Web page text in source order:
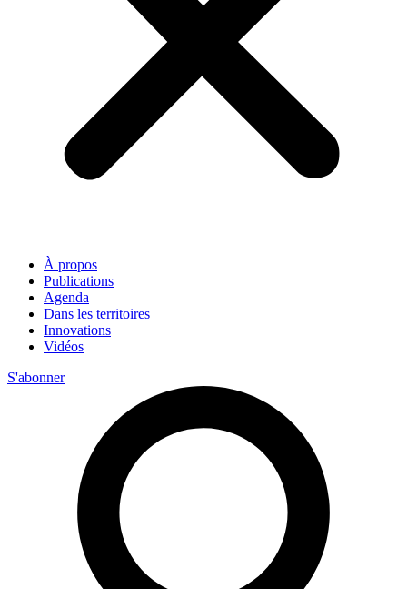
À propos
Publications
Agenda
Dans les territoires
Innovations
Vidéos
S'abonner